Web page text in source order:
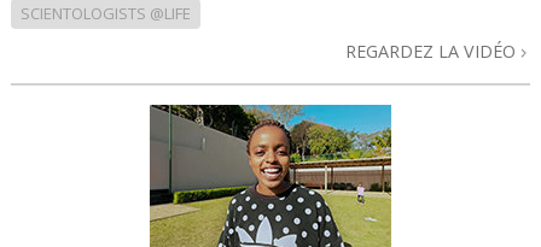
SCIENTOLOGISTS @LIFE
REGARDEZ LA VIDÉO